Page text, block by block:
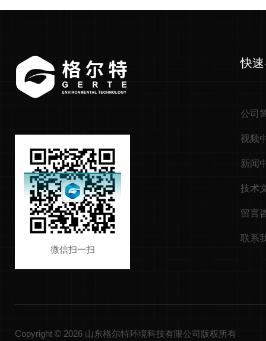
微信扫一扫
快
公司
视频
新闻
技术
留言
联系
Copyright © 2026 山东格尔特环境科技有限公司版权所有